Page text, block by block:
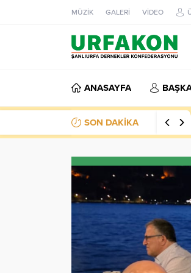
MÜZİK GALERİ VİDEO
ANASAYFA
SON DAKİKA